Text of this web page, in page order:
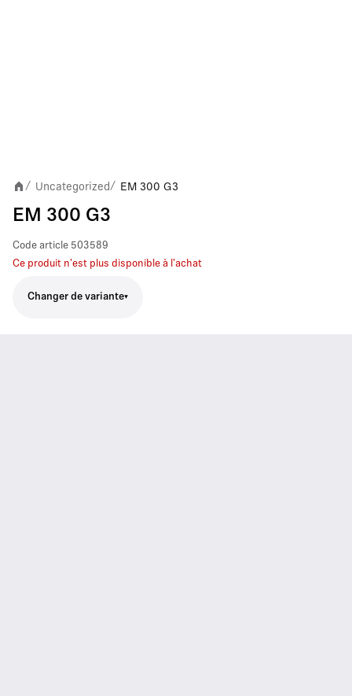
/ Uncategorized/ EM 300 G3
EM 300 G3
Code article 503589
Ce produit n'est plus disponible à l'achat
Changer de variante